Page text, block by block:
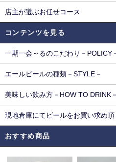
店主が選ぶお任せコース
コンテンツを見る
一期一会～るのこだわり－POLICY
エールビールの種類－STYLE－
美味しい飲み方－HOW TO DRINK－
現地倉庫にてビールをお買い求め
おすすめ商品